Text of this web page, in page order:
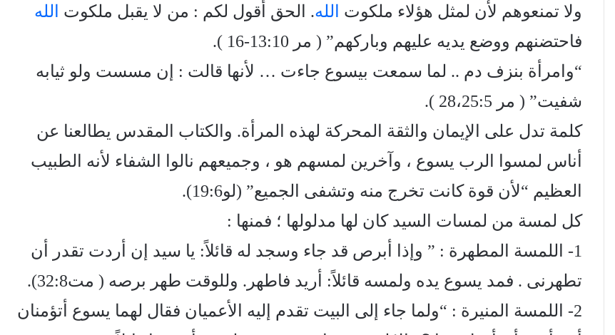
ولا تمنعوهم لأن لمثل هؤلاء ملكوت
الله. الحق أقول لكم : من لا يقبل ملكوت
الله
فاحتضنهم ووضع يديه عليهم وباركهم” ( مر 13:10-16 ).
“وامرأة بنزف دم .. لما سمعت بيسوع جاءت … لأنها قالت : إن مسست ولو ثيابه
شفيت” ( مر 28،25:5 ).
كلمة تدل على الإيمان والثقة المحركة لهذه المرأة. والكتاب المقدس يطالعنا عن
أناس لمسوا الرب يسوع ، وآخرين لمسهم هو ، وجميعهم نالوا الشفاء لأنه الطبيب
العظيم “لأن قوة كانت تخرج منه وتشفى الجميع” (لو19:6).
كل لمسة من لمسات السيد كان لها مدلولها ؛ فمنها :
1- اللمسة المطهرة : ” وإذا أبرص قد جاء وسجد له قائلاً: يا سيد إن أردت تقدر أن
تطهرنی . فمد يسوع يده ولمسه قائلاً: أريد فاطهر. وللوقت طهر برصه ( مت32:8).
2- اللمسة المنيرة : “ولما جاء إلى البيت تقدم إليه الأعميان فقال لهما يسوع أتؤمنان